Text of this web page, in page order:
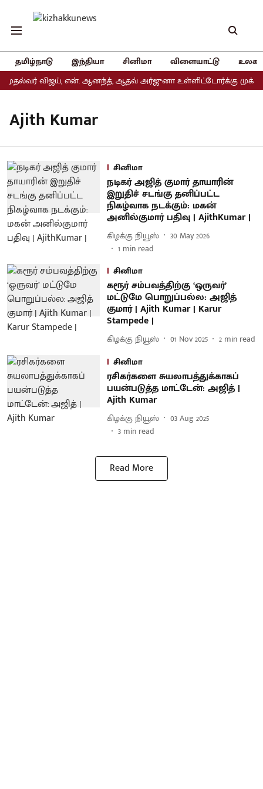
தமிழ்நாடு இந்தியா சினிமா விளையாட்டு
விஜய், என். ஆனந்த், ஆதவ் அர்ஜுனா உள்ளிட்டோர்க்கு முக்கிய
Ajith Kumar
சினிமா
நடிகர் அஜித் குமார் தாயாரின்
இறுதிச் சடங்கு தனிப்பட்ட
நிகழ்வாக நடக்கும்: மகன்
அனில்குமார் பதிவு | AjithKumar |
கிழக்கு நியூஸ்
30 May 2026
1 min read
சினிமா
கரூர் சம்பவத்திற்கு ‘ஒருவர்’
மட்டுமே பொறுப்பல்ல: அஜித்
குமார் | Ajith Kumar | Karur
Stampede |
கிழக்கு நியூஸ் 01 Nov 2025 2 min read
சினிமா
ரசிகர்களை சுயலாபத்துக்காகப்
பயன்படுத்த மாட்டேன்: அஜித் |
Ajith Kumar
கிழக்கு நியூஸ்
03 Aug 2025
3 min read
Read More